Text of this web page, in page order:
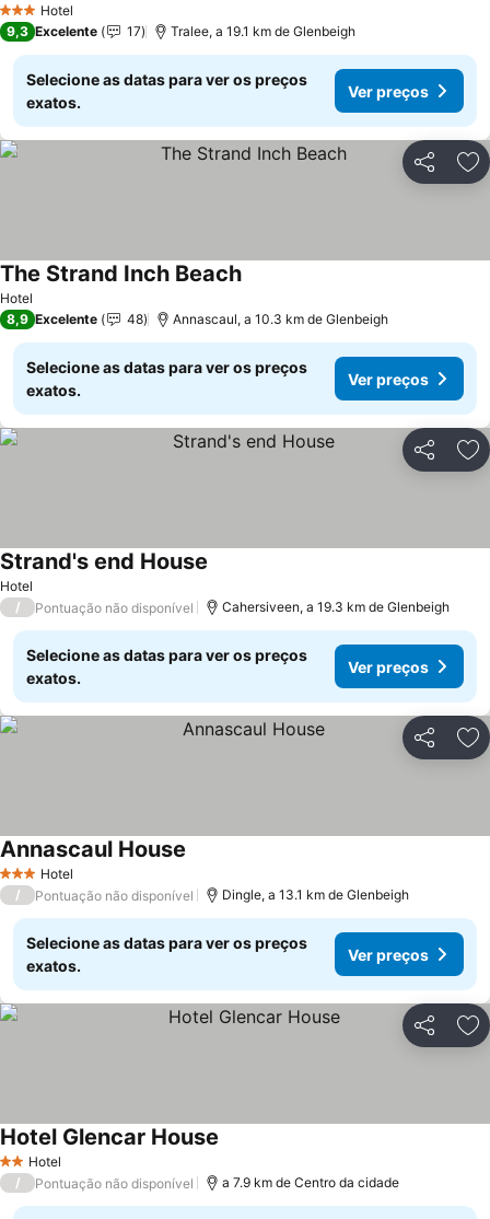
3 EstrelasHotel
9,3 Excelente 17 Tralee, a 19.1 km de Glenbeigh
Selecione as datas para ver os preços
exatos.
Ver preços
Partilhar
Hotel
The Strand Inch Beach
8,9 Excelente 48 Annascaul, a 10.3 km de Glenbeigh
Selecione as datas para ver os preços
exatos.
Ver preços
Partilhar
Hotel
Strand's end House
/ Pontuação não disponível Cahersiveen, a 19.3 km de Glenbeigh
Selecione as datas para ver os preços
exatos.
Ver preços
Partilhar
3 EstrelasHotel
Annascaul House
/ Pontuação não disponível Dingle, a 13.1 km de Glenbeigh
Selecione as datas para ver os preços
exatos.
Ver preços
Partilhar
2 Estrelas
Hotel
Hotel Glencar House
/ Pontuação não disponível a 7.9 km de Centro da cidade